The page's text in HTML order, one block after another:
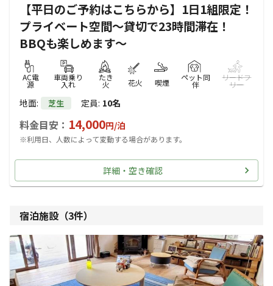
【平日のご予約はこちらから】1日1組限定！
プライベート空間～貸切で23時間滞在！
BBQも楽しめます～
AC電
源
車両乗り
入れ
たき
火 花火 喫煙
ペット同
伴
リードフ
リー
地面: 芝生 定員: 10名
料金目安： 14,000円/泊
※利用日、人数によって変動する場合があります。
詳細・空き確認
宿泊施設（3件）